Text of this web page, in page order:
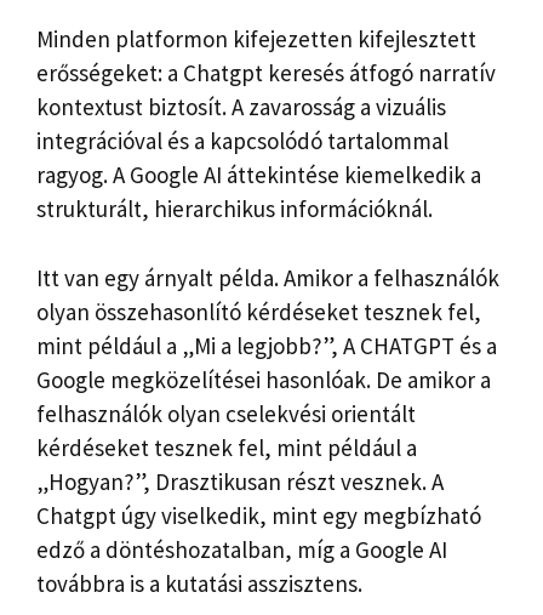
Minden platformon kifejezetten kifejlesztett
erősségeket: a Chatgpt keresés átfogó narratív
kontextust biztosít. A zavarosság a vizuális
integrációval és a kapcsolódó tartalommal
ragyog. A Google AI áttekintése kiemelkedik a
strukturált, hierarchikus információknál.
Itt van egy árnyalt példa. Amikor a felhasználók
olyan összehasonlító kérdéseket tesznek fel,
mint például a „Mi a legjobb?”, A CHATGPT és a
Google megközelítései hasonlóak. De amikor a
felhasználók olyan cselekvési orientált
kérdéseket tesznek fel, mint például a
„Hogyan?”, Drasztikusan részt vesznek. A
Chatgpt úgy viselkedik, mint egy megbízható
edző a döntéshozatalban, míg a Google AI
továbbra is a kutatási asszisztens.